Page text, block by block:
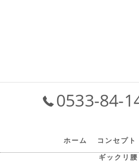
0533-84-
ホーム コンセプト
ギックリ腰